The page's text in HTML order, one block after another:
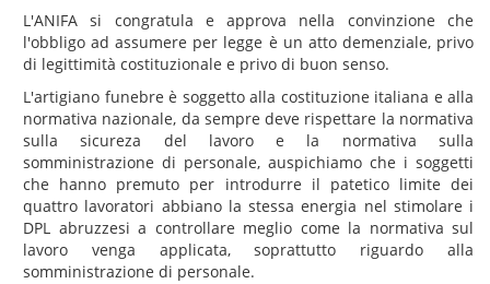
L'ANIFA si congratula e approva nella convinzione che
l'obbligo ad assumere per legge è un atto demenziale, privo
di legittimità costituzionale e privo di buon senso.
L'artigiano funebre è soggetto alla costituzione italiana e alla
normativa nazionale, da sempre deve rispettare la normativa
sulla sicureza del lavoro e la normativa sulla
somministrazione di personale, auspichiamo che i soggetti
che hanno premuto per introdurre il patetico limite dei
quattro lavoratori abbiano la stessa energia nel stimolare i
DPL abruzzesi a controllare meglio come la normativa sul
lavoro venga applicata, soprattutto riguardo alla
somministrazione di personale.